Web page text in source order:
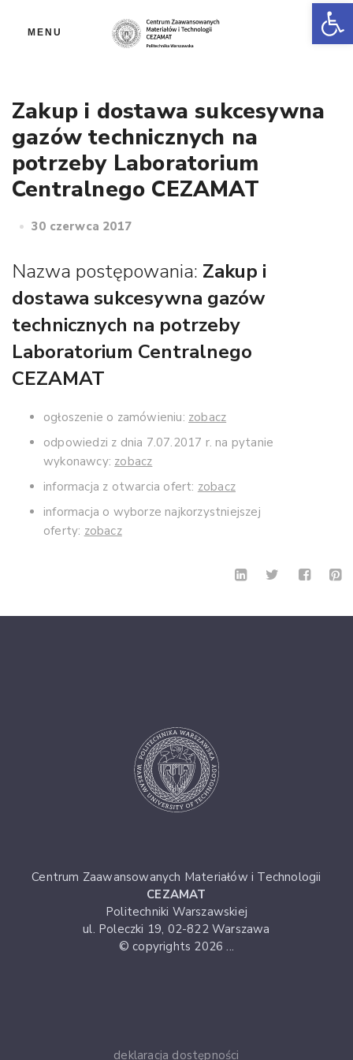
MENU
Zakup i dostawa sukcesywna
gazów technicznych na
potrzeby Laboratorium
Centralnego CEZAMAT
30 czerwca 2017
Nazwa postępowania: Zakup i
dostawa sukcesywna gazów
technicznych na potrzeby
Laboratorium Centralnego
CEZAMAT
ogłoszenie o zamówieniu: zobacz
odpowiedzi z dnia 7.07.2017 r. na pytanie
wykonawcy: zobacz
informacja z otwarcia ofert: zobacz
informacja o wyborze najkorzystniejszej
oferty: zobacz
Centrum Zaawansowanych Materiałów i Technologii
CEZAMAT
Politechniki Warszawskiej
ul. Poleczki 19, 02-822 Warszawa
© copyrights 2026 ...
deklaracja dostępności